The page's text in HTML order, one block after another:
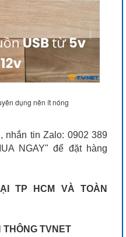
dụng nên ít nóng
nhắn tin Zalo: 0902 389
NGAY" để đặt hàng
TP HCM VÀ TOÀN
THÔNG TVNET